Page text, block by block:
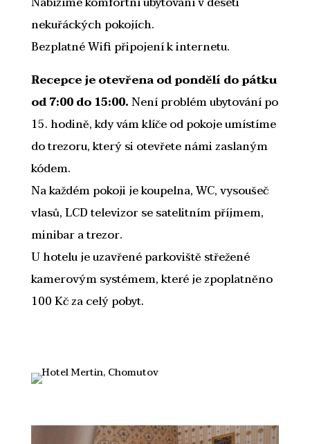
nekuřáckých pokojích.
Bezplatné Wifi připojení k internetu.
Recepce je otevřena od pondělí do pátku
od 7:00 do 15:00.Není problém ubytování po
15. hodině, kdy vám klíče od pokoje umístíme
do trezoru, který si otevřete námi zaslaným
kódem.
Na každém pokoji je koupelna, WC, vysoušeč
vlasů, LCD televizor se satelitním příjmem,
minibar a trezor.
U hotelu je uzavřené parkoviště střežené
kamerovým systémem, které je zpoplatněno
100 Kč za celý pobyt.